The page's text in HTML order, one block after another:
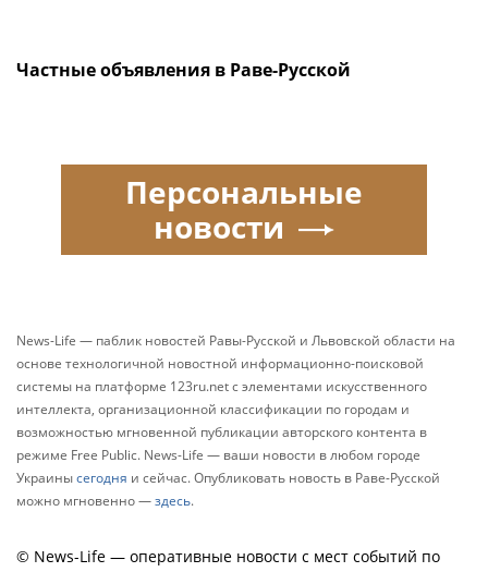
Частные объявления в Раве-Русской
Персональные
новости
News-Life — паблик новостей Равы-Русской и Львовской области на
основе технологичной новостной информационно-поисковой
системы на платформе 123ru.net с элементами искусственного
интеллекта, организационной классификации по городам и
возможностью мгновенной публикации авторского контента в
режиме Free Public. News-Life — ваши новости в любом городе
Украинысегодня и сейчас. Опубликовать новость в Раве-Русской
можно мгновенно —здесь.
© News-Life — оперативные новости с мест событий по